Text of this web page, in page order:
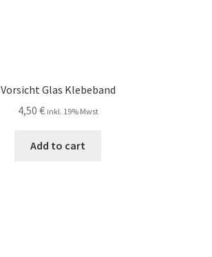
Vorsicht Glas Klebeband
4,50 € inkl. 19% Mwst
Add to cart